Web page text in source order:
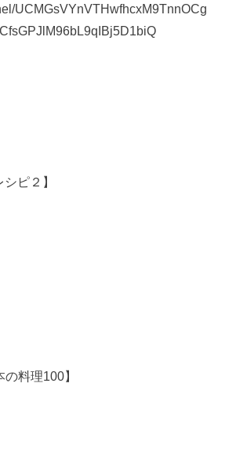
UCMGsVYnVTHwfhcxM9TnnOCg
ピ２】
料理100】